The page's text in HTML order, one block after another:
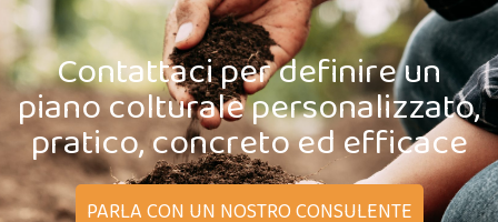
Contattaci per definire un
piano colturale personalizzato,
pratico, concreto ed efficace
PARLA CON UN NOSTRO CONSULENTE